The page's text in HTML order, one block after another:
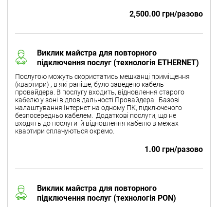
2,500.00 грн/разово
Виклик майстра для повторного
підключення послуг (технологія ETHERNET)
Послугою можуть скористатись мешканці приміщення
(квартири) , в які раніше, було заведено кабель
провайдера. В послугу входить, відновлення старого
кабелю у зоні відповідальності Провайдера. Базові
налаштування Інтернет на одному ПК, підключеного
безпосередньо кабелем. Додаткові послуги, що не
входять до послуги й відновлення кабелю в межах
квартири сплачуються окремо.
1.00 грн/разово
Виклик майстра для повторного
підключення послуг (технологія PON)